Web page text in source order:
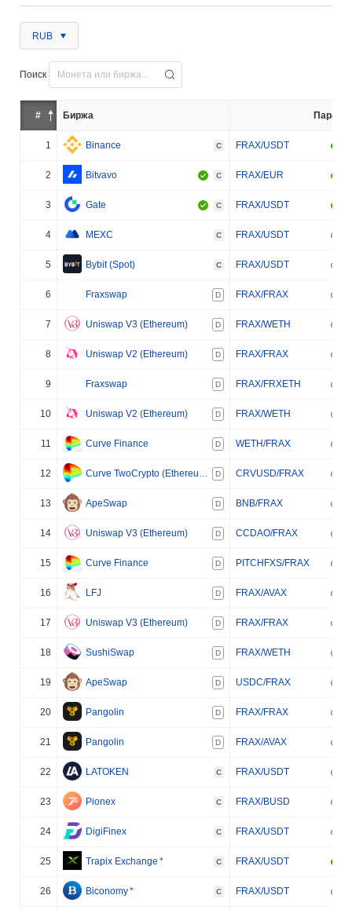
RUB
Поиск
# Биржа Пара
1 Binance C FRAX/USDT
2 Bitvavo C FRAX/EUR
3 Gate C FRAX/USDT
4 MEXC C FRAX/USDT
5 Bybit (Spot) C FRAX/USDT
6 Fraxswap D FRAX/FRAX
7 Uniswap V3 (Ethereum) D FRAX/WETH
8 Uniswap V2 (Ethereum) D FRAX/FRAX
9 Fraxswap D FRAX/FRXETH
10 Uniswap V2 (Ethereum) D FRAX/WETH
11 Curve Finance D WETH/FRAX
12 Curve TwoCrypto (Ethereum) D CRVUSD/FRAX
13 ApeSwap D BNB/FRAX
14 Uniswap V3 (Ethereum) D CCDAO/FRAX
15 Curve Finance D PITCHFXS/FRAX
16 LFJ D FRAX/AVAX
17 Uniswap V3 (Ethereum) D FRAX/FRAX
18 SushiSwap D FRAX/WETH
19 ApeSwap D USDC/FRAX
20 Pangolin D FRAX/FRAX
21 Pangolin D FRAX/AVAX
22 LATOKEN C FRAX/USDT
23 Pionex C FRAX/BUSD
24 DigiFinex C FRAX/USDT
25 Trapix Exchange * C FRAX/USDT
26 Biconomy* C FRAX/USDT